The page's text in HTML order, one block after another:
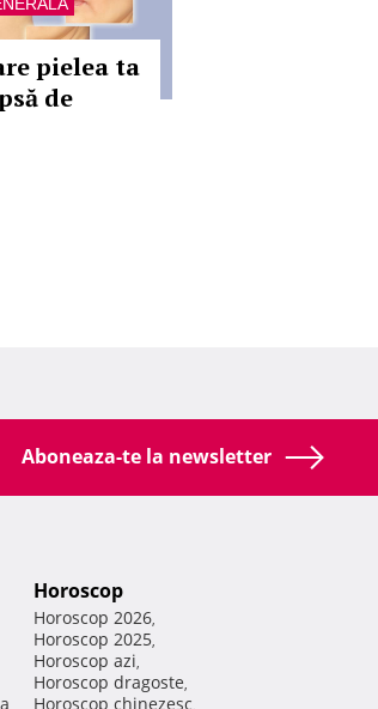
pielea ta
de
Aboneaza-te la newsletter
Horoscop
Horoscop 2026,
Horoscop 2025,
Horoscop azi,
Horoscop dragoste,
Horoscop chinezesc,